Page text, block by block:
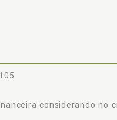
considerando no